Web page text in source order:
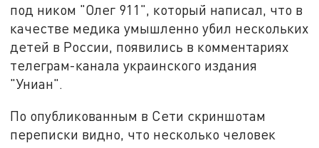
под ником "Олег 911", который написал, что в
качестве медика умышленно убил нескольких
детей в России, появились в комментариях
телеграм-канала украинского издания
"Униан".
По опубликованным в Сети скриншотам
переписки видно, что несколько человек